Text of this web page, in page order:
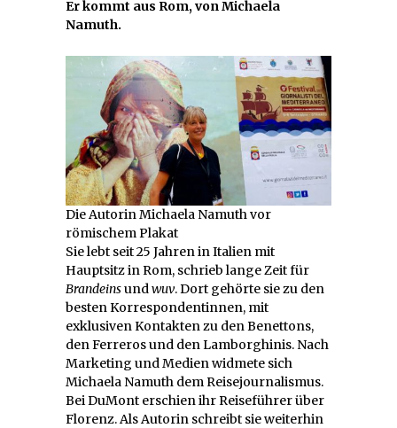
Er kommt aus Rom, von Michaela
Namuth.
Die Autorin Michaela Namuth vor
römischem Plakat
Sie lebt seit 25 Jahren in Italien mit
Hauptsitz in Rom, schrieb lange Zeit für
Brandeinsundwuv. Dort gehörte sie zu den
besten Korrespondentinnen, mit
exklusiven Kontakten zu den Benettons,
den Ferreros und den Lamborghinis. Nach
Marketing und Medien widmete sich
Michaela Namuth dem Reisejournalismus.
Bei DuMont erschien ihr Reiseführer über
Florenz. Als Autorin schreibt sie weiterhin